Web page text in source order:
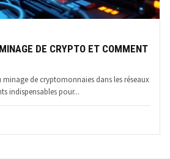
DE CRYPTO ET COMMENT
de cryptomonnaies dans les réseaux
indispensables pour...